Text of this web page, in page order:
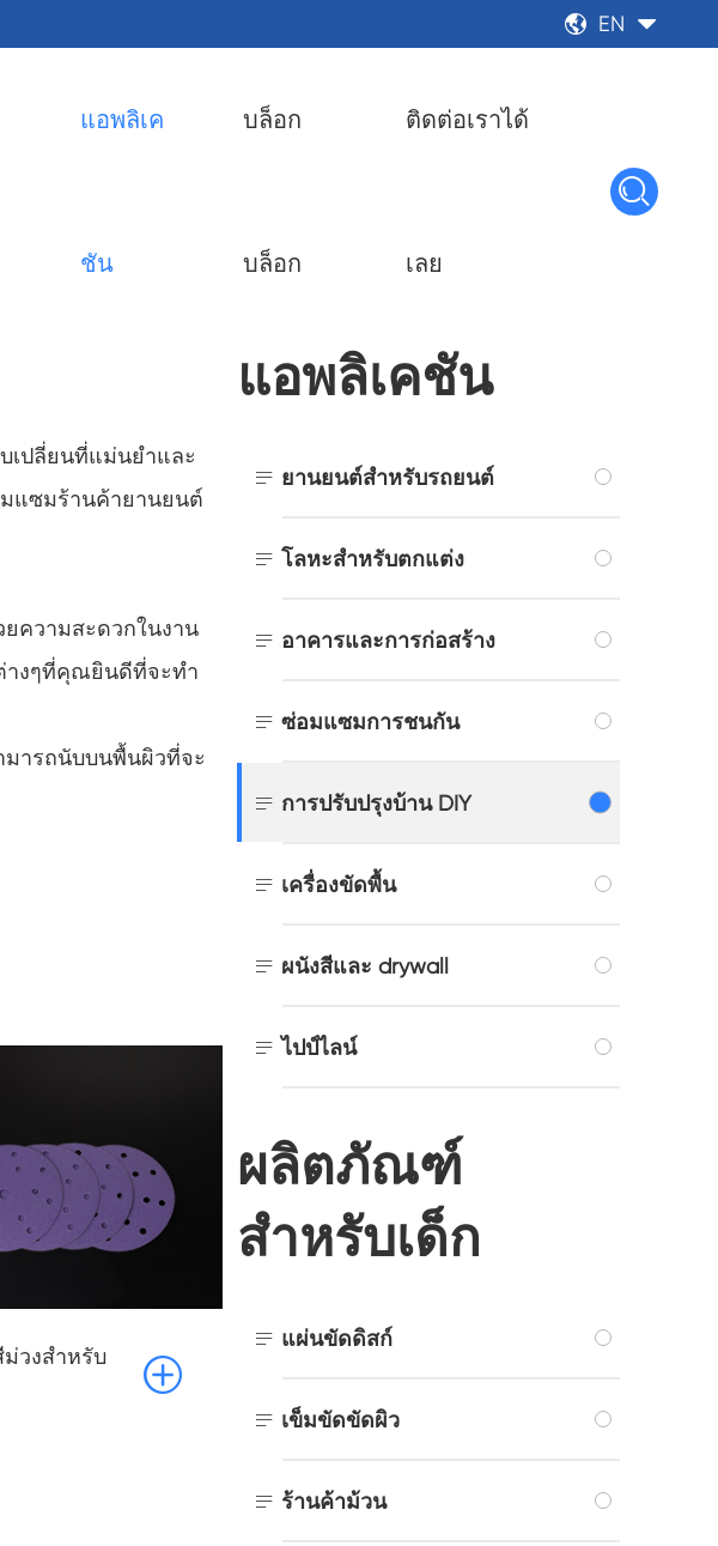
 EN 
แอพลิเค
ชัน
บล็อก
บล็อก
ติดต่อเราได้
เลย

เปลี่ยนที่แม่นยำและ
แซมร้านค้ายานยนต์
ความสะดวกในงาน
างๆที่คุณยินดีที่จะทำ
ารถนับบนพื้นผิวที่จะ
วงสำหรับ

แอพลิเคชัน
 ยานยนต์สำหรับรถยนต์
 โลหะสำหรับตกแต่ง
 อาคารและการก่อสร้าง
 ซ่อมแซมการชนกัน
 การปรับปรุงบ้าน DIY
 เครื่องขัดพื้น
 ผนังสีและ drywall
 ไปป์ไลน์
ผลิตภัณฑ์
สำหรับเด็ก
 แผ่นขัดดิสก์
 เข็มขัดขัดผิว
 ร้านค้าม้วน